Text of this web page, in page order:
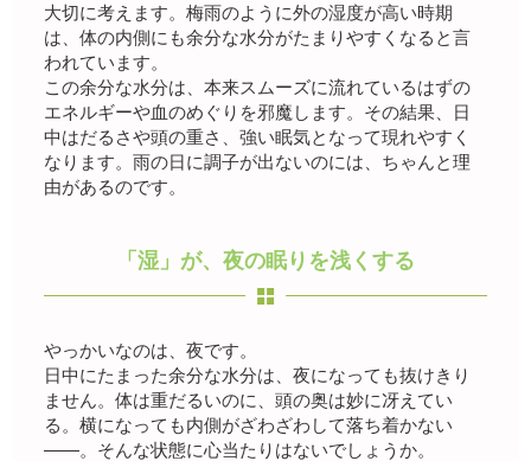
大切に考えます。梅雨のように外の湿度が高い時期
は、体の内側にも余分な水分がたまりやすくなると言
われています。
この余分な水分は、本来スムーズに流れているはずの
エネルギーや血のめぐりを邪魔します。その結果、日
中はだるさや頭の重さ、強い眠気となって現れやすく
なります。雨の日に調子が出ないのには、ちゃんと理
由があるのです。
「湿」が、夜の眠りを浅くする
やっかいなのは、夜です。
日中にたまった余分な水分は、夜になっても抜けきり
ません。体は重だるいのに、頭の奥は妙に冴えてい
る。横になっても内側がざわざわして落ち着かない
――。そんな状態に心当たりはないでしょうか。